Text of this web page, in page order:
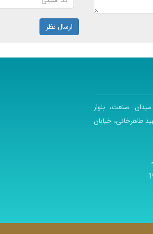
ارسال نظر
صنعت، بلوار
طاهرخانی، خیابان